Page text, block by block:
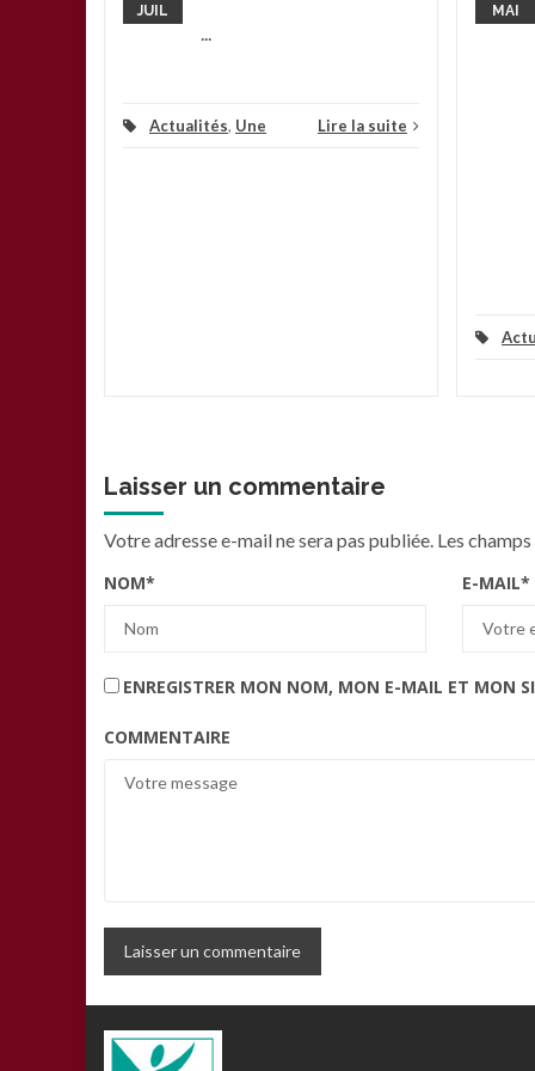
JUIL
Actualités, Une Lire la suite
MAI
Laisser un commentaire
Votre adresse e-mail ne sera pas publiée. Les
NOM* E-MAIL*
ENREGISTRER MON NOM, MON E-MAIL ET MON
COMMENTAIRE